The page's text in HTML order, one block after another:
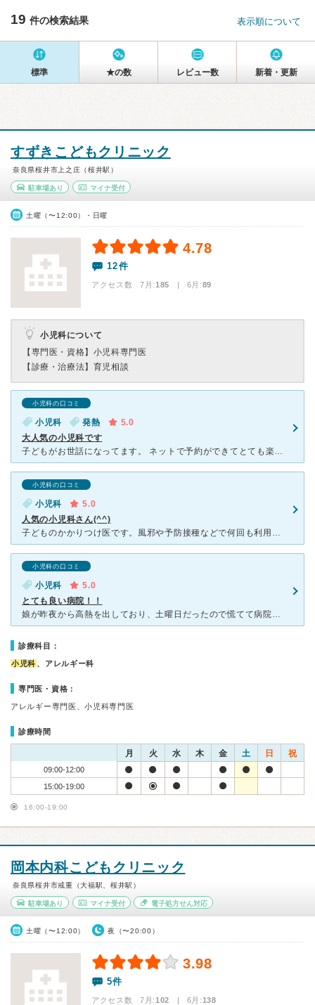
19 件の検索結果 表示順について
標準 ★の数 レビュー数 新着・更新
すずきこどもクリニック
奈良県桜井市上之庄（桜井駅）
駐車場あり マイナ受付
土曜（〜12:00）・日曜
4.78
12件
アクセス数 7月:185 | 6月:89
小児科について
【専門医・資格】 小児科専門医
【診療・治療法】 育児相談
小児科の口コミ
小児科 発熱
5.0
大人気の小児科です
子どもがお世話になってます。 ネットで予約ができてとても楽です。 人気だからか朝予約してもすぐいっぱいになるときが多いです。 発熱があるときは別室で待たせてもらうので、他の患者さんへの配慮もきち
小児科の口コミ
小児科
5.0
人気の小児科さん(^^)
子どものかかりつけ医です。風邪や予防接種などで何回も利用させていただいています。先生もスタッフの方も優しく安心して受診しています。ネットで予約できて助かりますが人気のため早い時間に満員になることが多い
小児科の口コミ
小児科
5.0
とても良い病院！！
娘が昨夜から高熱を出しており、土曜日だったので慌てて病院を探しました。かかりつけの小児科はすぐに予約いっぱいになり、他1件の小児科は発熱だと断られ、他2件は話し中と、電話が鳴りっぱなしで出ない...と
診療科目：
小児科 、アレルギー科
専門医・資格：
アレルギー専門医、小児科専門医
診療時間
月 火 水 木 金 土 日 祝
09:00-12:00
15:00-19:00
16:00-19:00
岡本内科こどもクリニック
奈良県桜井市戒重（大福駅、桜井駅）
駐車場あり マイナ受付 電子処方せん対応
土曜（〜12:00） 夜（〜20:00）
3.98
5件
アクセス数 7月:102 | 6月:138